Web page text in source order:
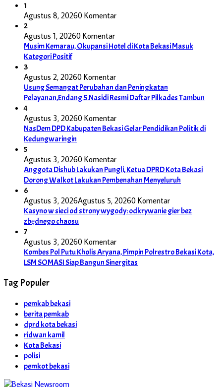
1
Agustus 8, 20260 Komentar
2
Agustus 1, 20260 Komentar
Musim Kemarau, Okupansi Hotel di Kota Bekasi Masuk
Kategori Positif
3
Agustus 2, 20260 Komentar
Usung Semangat Perubahan dan Peningkatan
Pelayanan,Endang S.Nasidi Resmi Daftar Pilkades Tambun
4
Agustus 3, 20260 Komentar
NasDem DPD Kabupaten Bekasi Gelar Pendidikan Politik di
Kedungwaringin
5
Agustus 3, 20260 Komentar
Anggota Dishub Lakukan Pungli, Ketua DPRD Kota Bekasi
Dorong Walkot Lakukan Pembenahan Menyeluruh
6
Agustus 3, 2026Agustus 5, 20260 Komentar
Kasyno w sieci od strony wygody: odkrywanie gier bez
zbędnego chaosu
7
Agustus 3, 20260 Komentar
Kombes Pol Putu Kholis Aryana, Pimpin Polrestro Bekasi Kota,
LSM SOMASI Siap Bangun Sinergitas
Tag Populer
pemkab bekasi
berita pemkab
dprd kota bekasi
ridwan kamil
Kota Bekasi
polisi
pemkot bekasi